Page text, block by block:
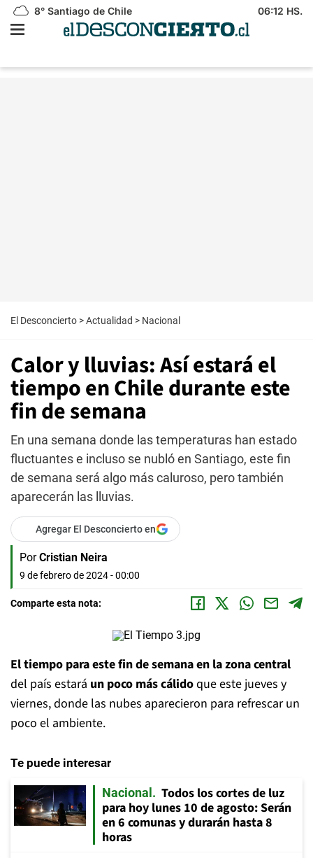
8° Santiago de Chile 06:12 HS.
El Desconcierto >Actualidad > Nacional
Calor y lluvias: Así estará el
tiempo en Chile durante este
fin de semana
En una semana donde las temperaturas han estado
fluctuantes e incluso se nubló en Santiago, este fin
de semana será algo más caluroso, pero también
aparecerán las lluvias.
Agregar El Desconcierto en
Por Cristian Neira
9 de febrero de 2024 - 00:00
Comparte esta nota:
El tiempo para este fin de semana en la zona central
del país estará un poco más cálidoque este jueves y
viernes, donde las nubes aparecieron para refrescar un
poco el ambiente.
Te puede interesar
Nacional
Todos los cortes de luz
para hoy lunes 10 de agosto: Serán
en 6 comunas y durarán hasta 8
horas